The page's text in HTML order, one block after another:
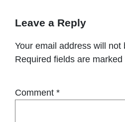
Leave a Reply
Your email address will not
Required fields are marked
Comment *